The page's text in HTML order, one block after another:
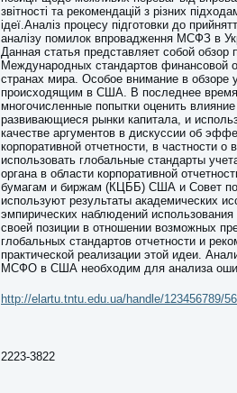
звітності та рекомендацій з різних
ідеї.Аналіз процесу підготовки до
аналізу помилок впровадження МСФЗ в
Данная статья представляет собой обзор
Международных стандартов финансовой
странах мира. Особое внимание в обзоре
происходящим в США. В последнее
многочисленные попытки оценить
развивающиеся рынки капитала, и
качестве аргументов в дискуссии об
корпоративной отчетности, в частности о
использовать глобальные стандарты
органа в области корпоративной
бумагам и биржам (КЦББ) США и Совет
используют результаты академических
эмпирических наблюдений
своей позиции в отношении возможных
глобальных стандартов отчетности и
практической реализации этой идеи.
МСФО в США необходим для анализа
http://elartu.tntu.edu.ua/handle/123456789/
2223-3822